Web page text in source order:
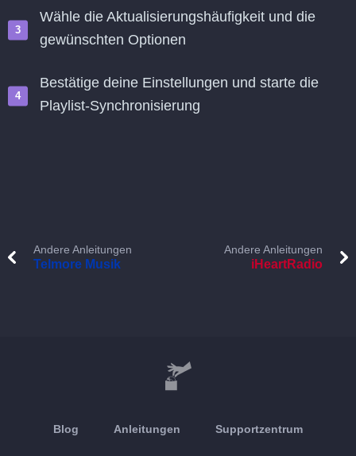
Wähle die Aktualisierungshäufigkeit und die
gewünschten Optionen
Bestätige deine Einstellungen und starte die
Playlist-Synchronisierung
Andere Anleitungen
Telmore Musik
Andere Anleitungen
iHeartRadio
Blog Anleitungen Supportzentrum